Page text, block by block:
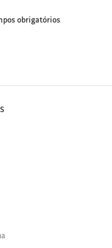
obrigatórios